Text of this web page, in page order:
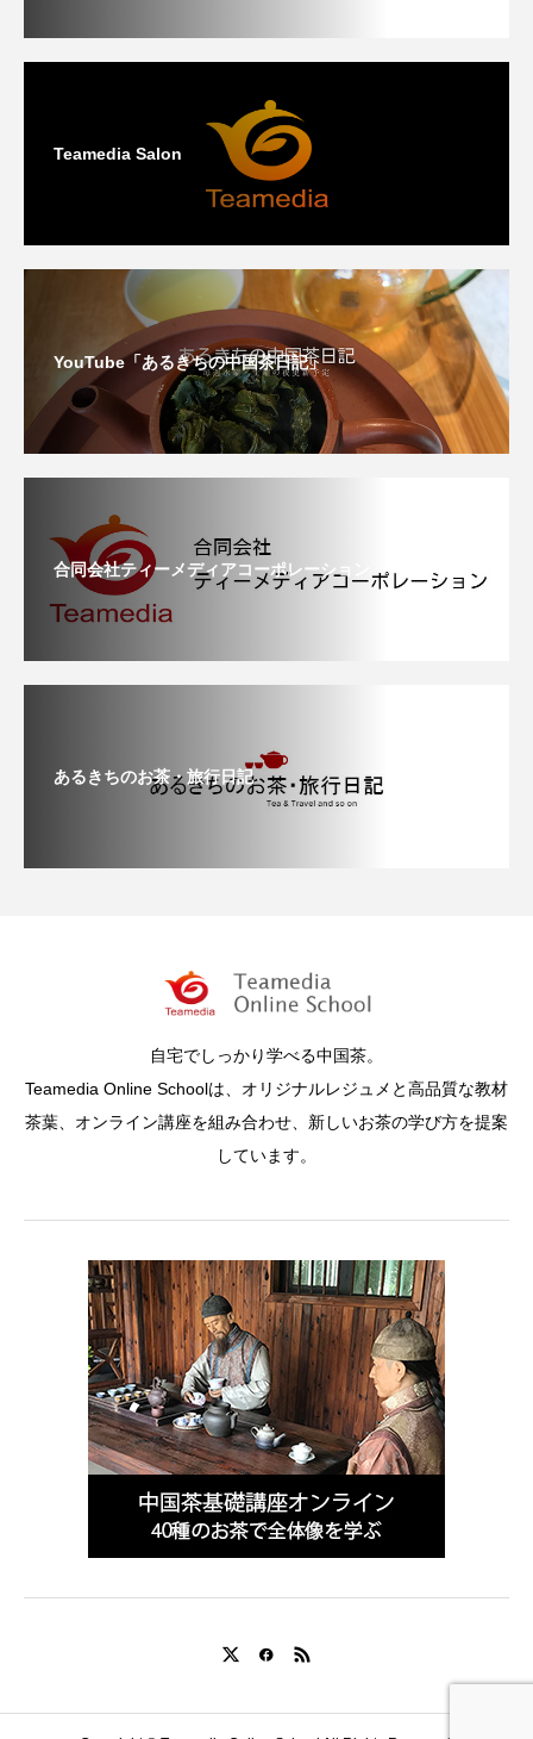
Teamedia Salon
YouTube「あるきちの中国茶日記」
合同会社ティーメディアコーポレーション
あるきちのお茶・旅行日記
自宅でしっかり学べる中国茶。
Teamedia Online Schoolは、オリジナルレジュメと高品質な教材
茶葉、オンライン講座を組み合わせ、新しいお茶の学び方を提案
しています。